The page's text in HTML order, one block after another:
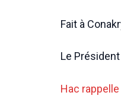
Fait à
Le
Hac rappelle